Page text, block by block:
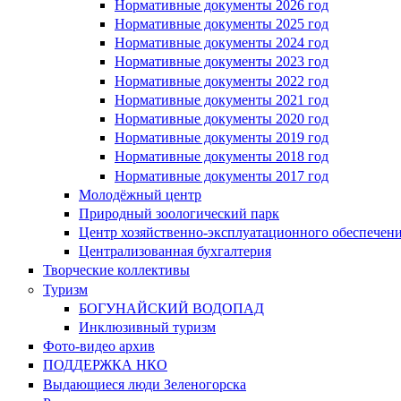
Нормативные документы 2026 год
Нормативные документы 2025 год
Нормативные документы 2024 год
Нормативные документы 2023 год
Нормативные документы 2022 год
Нормативные документы 2021 год
Нормативные документы 2020 год
Нормативные документы 2019 год
Нормативные документы 2018 год
Нормативные документы 2017 год
Молодёжный центр
Природный зоологический парк
Центр хозяйственно-эксплуатационного
Централизованная бухгалтерия
Творческие коллективы
Туризм
БОГУНАЙСКИЙ ВОДОПАД
Инклюзивный туризм
Фото-видео архив
ПОДДЕРЖКА НКО
Выдающиеся люди Зеленогорска